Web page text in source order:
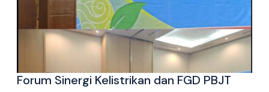
Forum Sinergi Kelistrikan dan FGD PBJT